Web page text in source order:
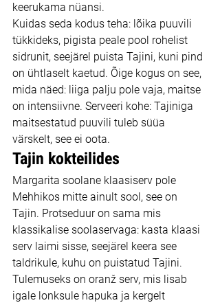
keerukama nüansi.
Kuidas seda kodus teha: lõika puuvili
tükkideks, pigista peale pool rohelist
sidrunit, seejärel puista Tajini, kuni pind
on ühtlaselt kaetud. Õige kogus on see,
mida näed: liiga palju pole vaja, maitse
on intensiivne. Serveeri kohe: Tajiniga
maitsestatud puuvili tuleb süüa
värskelt, see ei oota.
Tajin kokteilides
Margarita soolane klaasiserv pole
Mehhikos mitte ainult sool, see on
Tajin. Protseduur on sama mis
klassikalise soolaservaga: kasta klaasi
serv laimi sisse, seejärel keera see
taldrikule, kuhu on puistatud Tajini.
Tulemuseks on oranž serv, mis lisab
igale lonksule hapuka ja kergelt